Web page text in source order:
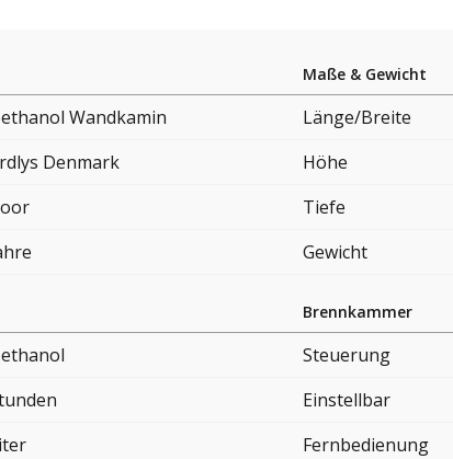
Wandkamin
Denmark
Maße & Gewicht
Länge/Breite
Höhe
Tiefe
Gewicht
Brennkammer
Steuerung
Einstellbar
Fernbedienung